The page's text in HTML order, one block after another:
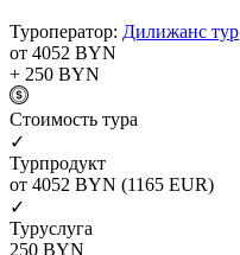
Туроператор: Дилижанс тур
от 4052 BYN
+ 250 BYN
Cтоимость тура
✓
Турпродукт
от 4052 BYN (1165 EUR)
✓
Туруслуга
250 BYN